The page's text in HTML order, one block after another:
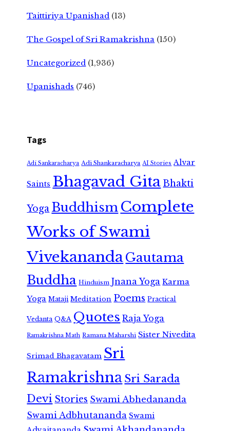
Taittiriya Upanishad (13)
The Gospel of Sri Ramakrishna (150)
Uncategorized (1,936)
Upanishads (746)
Tags
Adi Sankaracharya Adi Shankaracharya AI Stories Alvar
Saints Bhagavad GitaBhakti
Yoga Buddhism Complete
Works of Swami
VivekanandaGautama
Buddha Hinduism Jnana Yoga Karma
Yoga Mataji Meditation Poems Practical
Vedanta Q&A Quotes Raja Yoga
Ramakrishna Math Ramana Maharshi Sister Nivedita
Srimad Bhagavatam Sri
RamakrishnaSri Sarada
Devi Stories Swami Abhedananda
Swami Adbhutananda Swami